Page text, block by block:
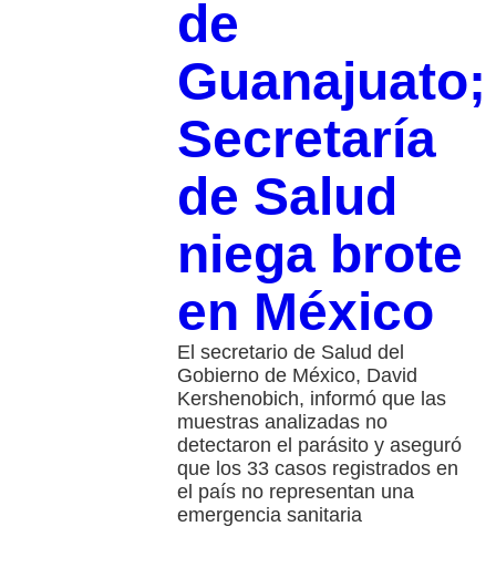
de
Guanajuato;
Secretaría
de Salud
niega brote
en México
El secretario de Salud del
Gobierno de México, David
Kershenobich, informó que las
muestras analizadas no
detectaron el parásito y aseguró
que los 33 casos registrados en
el país no representan una
emergencia sanitaria